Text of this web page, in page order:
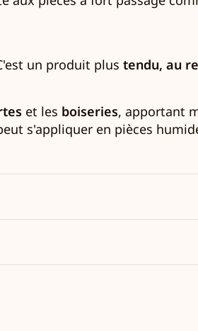
un produit plus tendu, au
et les boiseries, apportant
s'appliquer en pièces